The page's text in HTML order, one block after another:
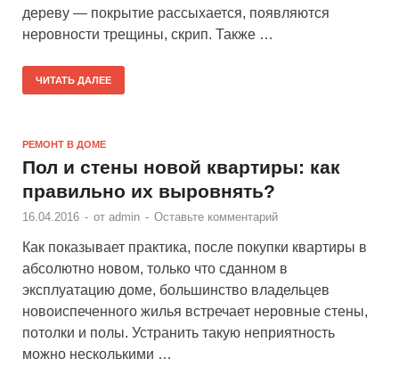
дереву — покрытие рассыхается, появляются
неровности трещины, скрип. Также …
ЧИТАТЬ ДАЛЕЕ
РЕМОНТ В ДОМЕ
Пол и стены новой квартиры: как
правильно их выровнять?
16.04.2016 - от admin - Оставьте комментарий
Как показывает практика, после покупки квартиры в
абсолютно новом, только что сданном в
эксплуатацию доме, большинство владельцев
новоиспеченного жилья встречает неровные стены,
потолки и полы. Устранить такую неприятность
можно несколькими …